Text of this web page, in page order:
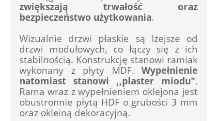
zwiększają trwałość oraz
bezpieczeństwo użytkowania.
Wizualnie drzwi płaskie są lżejsze od
drzwi modułowych, co łączy się z ich
stabilnością. Konstrukcję stanowi ramiak
wykonany z płyty MDF. Wypełnienie
natomiast stanowi ,,plaster miodu".
Rama wraz z wypełnieniem oklejona jest
obustronnie płytą HDF o grubości 3 mm
oraz okleiną dekoracyjną.